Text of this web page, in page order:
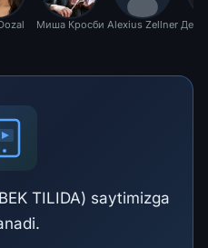
Миша Кросби Alexius Zellner
TILIDA) saytimizga